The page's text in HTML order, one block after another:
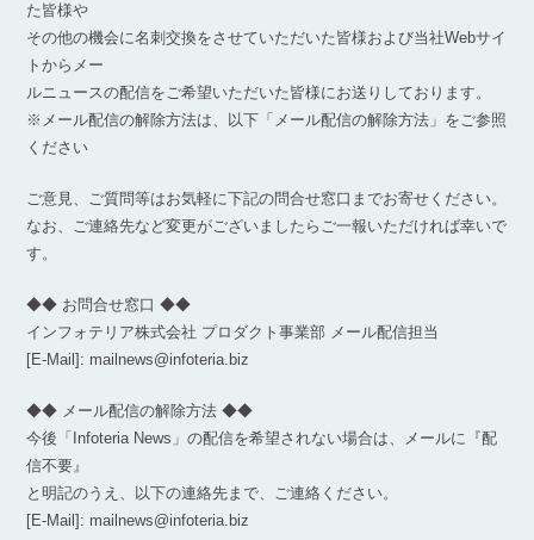
た皆様や
その他の機会に名刺交換をさせていただいた皆様および当社Webサイ
トからメー
ルニュースの配信をご希望いただいた皆様にお送りしております。
※メール配信の解除方法は、以下「メール配信の解除方法」をご参照
ください
ご意見、ご質問等はお気軽に下記の問合せ窓口までお寄せください。
なお、ご連絡先など変更がございましたらご一報いただければ幸いで
す。
◆◆ お問合せ窓口 ◆◆
インフォテリア株式会社 プロダクト事業部 メール配信担当
[E-Mail]: mailnews@infoteria.biz
◆◆ メール配信の解除方法 ◆◆
今後「Infoteria News」の配信を希望されない場合は、メールに『配
信不要』
と明記のうえ、以下の連絡先まで、ご連絡ください。
[E-Mail]: mailnews@infoteria.biz